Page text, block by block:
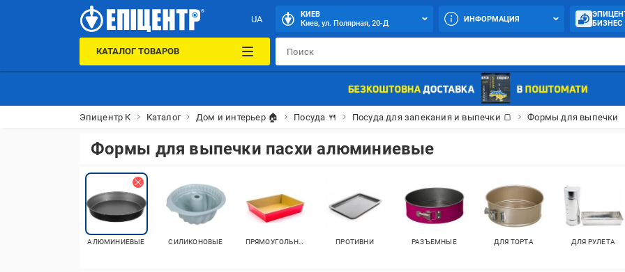
UA
КИЕВ
Киев, ул. Полярная, 20-Д
ИНФОРМАЦИЯ
БИЗНЕС
КАТАЛОГ ТОВАРОВ
Эпицентр К Каталог Дом и интерьер 🏠 Посуда 🍴 Посуда для запекания и выпечки 🍞 Формы для выпечки
Формы для выпечки пасхи алюминиевые
АЛЮМИНИЕВЫЕ СИЛИКОНОВЫЕ ПРЯМОУГОЛЬНЫЕ ПРОТИВНИ РАЗЪЕМНЫЕ ДЛЯ ТОРТА ДЛЯ РУЛЕТА